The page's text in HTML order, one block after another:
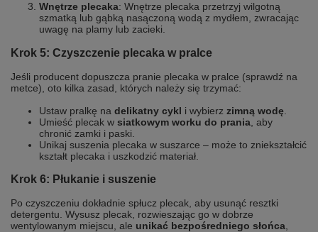
Wnętrze plecaka: Wnętrze plecaka przetrzyj wilgotną
szmatką lub gąbką nasączoną wodą z mydłem, zwracając
uwagę na plamy lub zacieki.
Krok 5: Czyszczenie plecaka w pralce
Jeśli producent dopuszcza pranie plecaka w pralce (sprawdź na
metce), oto kilka zasad, których należy się trzymać:
Ustaw pralkę na delikatny cykl i wybierz zimną wodę
Umieść plecak w siatkowym worku do prania , aby
chronić zamki i paski.
Unikaj suszenia plecaka w suszarce – może to zniekształcić
kształt plecaka i uszkodzić materiał.
Krok 6: Płukanie i suszenie
Po czyszczeniu dokładnie spłucz plecak, aby usunąć resztki
detergentu. Wysusz plecak, rozwieszając go w dobrze
wentylowanym miejscu, ale unikać bezpośredniego słońca